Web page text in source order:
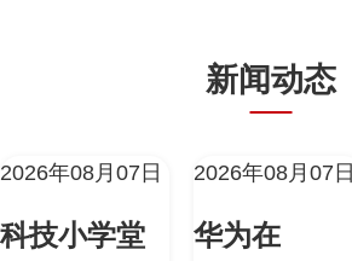
新闻动态
2026年08月07日
科技小学堂
2026年08月07日
华为在